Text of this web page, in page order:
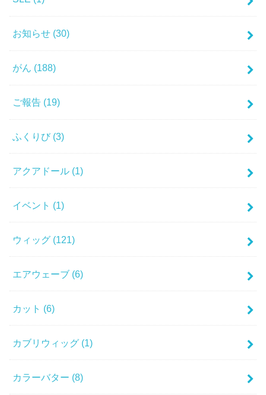
お知らせ (30)
がん (188)
ご報告 (19)
ふくりび (3)
アクアドール (1)
イベント (1)
ウィッグ (121)
エアウェーブ (6)
カット (6)
カブリウィッグ (1)
カラーバター (8)